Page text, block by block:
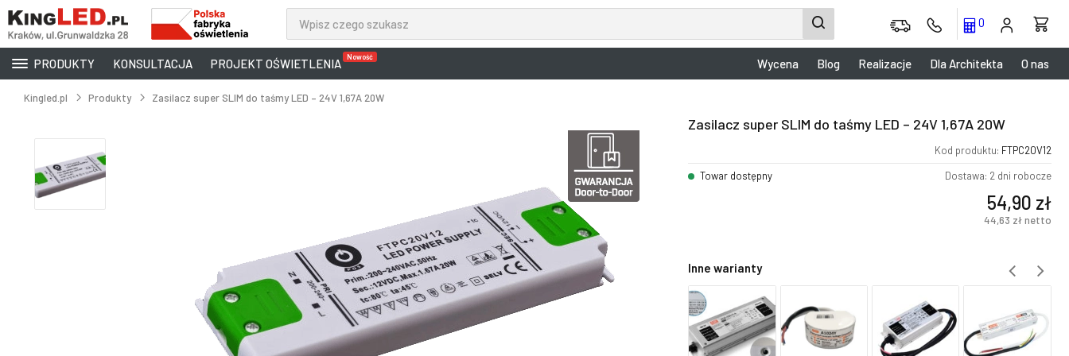
0
PRODUKTY KONSULTACJA PROJEKT OŚWIETLENIA Nowość Wycena Blog Realizacje Dla Architekta O nas
Kingled.pl Produkty Zasilacz super SLIM do taśmy LED – 24V 1,67A 20W
Zasilacz super SLIM do taśmy LED – 24V 1,67A 20W
Kod produktu: FTPC20V12
Towar dostępny
Dostawa: 2 dni robocze
54,90 zł
44,63 złnetto
Inne warianty